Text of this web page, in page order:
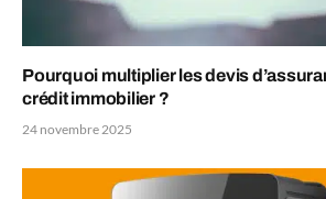
Pourquoi multiplier les devis
crédit immobilier ?
24 novembre 2025